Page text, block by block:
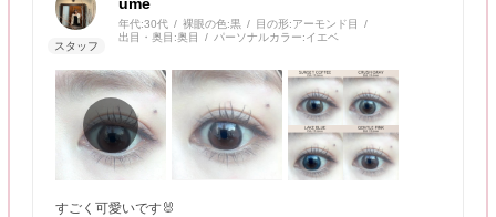
年代:30代 裸眼の色:黒 目の形:アーモンド目
出目・奥目:奥目 パーソナルカラー:イエベ
すごく可愛いです🐰